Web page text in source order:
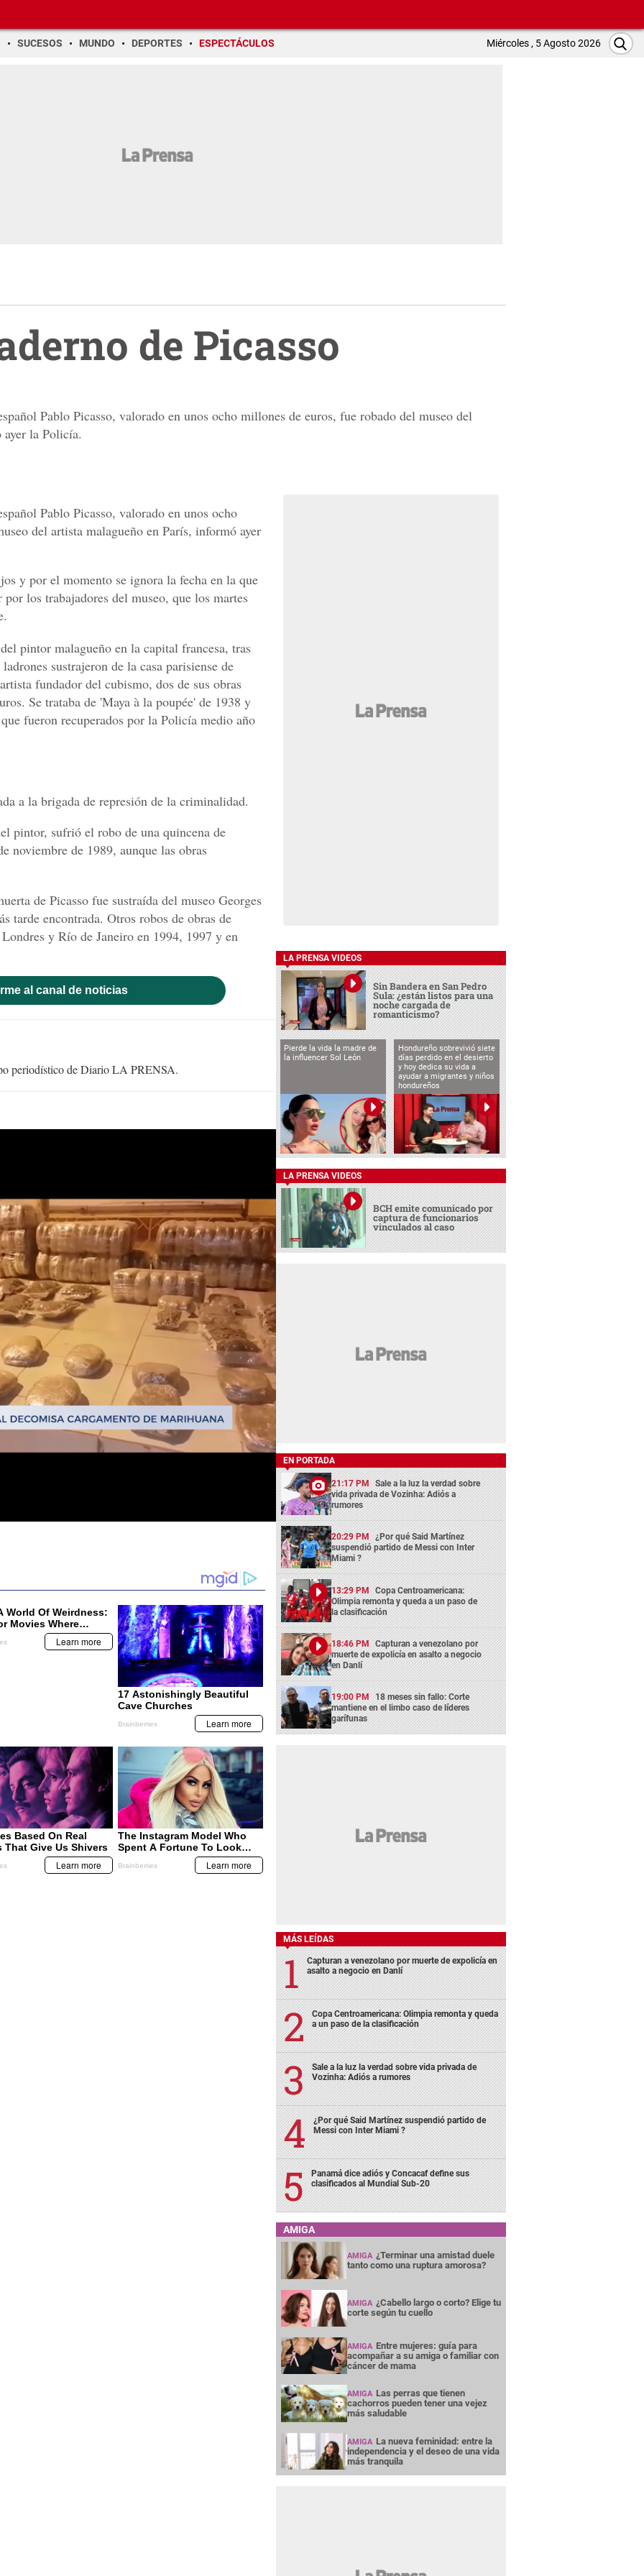
SUCESOS MUNDO DEPORTES ESPECTÁCULOS Miércoles , 5 Agosto 2026
de Picasso
Pablo Picasso, valorado en unos ocho millones de euros, fue robado del museo del
la Policía.
Pablo Picasso, valorado en unos ocho
del artista malagueño en París, informó ayer
y por el momento se ignora la fecha en la que
los trabajadores del museo, que los martes
pintor malagueño en la capital francesa, tras
sustrajeron de la casa parisiense de
fundador del cubismo, dos de sus obras
Se trataba de 'Maya à la poupée' de 1938 y
fueron recuperados por la Policía medio año
a la brigada de represión de la criminalidad.
pintor, sufrió el robo de una quincena de
noviembre de 1989, aunque las obras
de Picasso fue sustraída del museo Georges
tarde encontrada. Otros robos de obras de
y Río de Janeiro en 1994, 1997 y en
al canal de noticias
periodístico de Diario LA PRENSA.
LA PRENSA VIDEOS
Sin Bandera en San Pedro
Sula: ¿están listos para una
noche cargada de
romanticismo?
Pierde la vida la madre de
la influencer Sol León
Hondureño sobrevivió siete
días perdido en el desierto
y hoy dedica su vida a
ayudar a migrantes y niños
hondureños
LA PRENSA VIDEOS
BCH emite comunicado por
captura de funcionarios
vinculados al caso
EN PORTADA
21:17 PM Sale a la luz la verdad sobre
vida privada de Vozinha: Adiós a
rumores
20:29 PM ¿Por qué Said Martínez
suspendió partido de Messi con Inter
Miami ?
13:29 PM Copa Centroamericana:
Olimpia remonta y queda a un paso de
la clasificación
18:46 PM Capturan a venezolano por
muerte de expolicía en asalto a negocio
en Danlí
19:00 PM 18 meses sin fallo: Corte
mantiene en el limbo caso de líderes
garífunas
MÁS LEÍDAS
Capturan a venezolano por muerte de expolicía en
asalto a negocio en Danlí
Copa Centroamericana: Olimpia remonta y queda
a un paso de la clasificación
Sale a la luz la verdad sobre vida privada de
Vozinha: Adiós a rumores
¿Por qué Said Martínez suspendió partido de
Messi con Inter Miami ?
Panamá dice adiós y Concacaf define sus
clasificados al Mundial Sub-20
AMIGA
AMIGA ¿Terminar una amistad duele
tanto como una ruptura amorosa?
AMIGA ¿Cabello largo o corto? Elige tu
corte según tu cuello
AMIGA Entre mujeres: guía para
acompañar a su amiga o familiar con
cáncer de mama
AMIGA Las perras que tienen
cachorros pueden tener una vejez
más saludable
AMIGA La nueva feminidad: entre la
independencia y el deseo de una vida
más tranquila